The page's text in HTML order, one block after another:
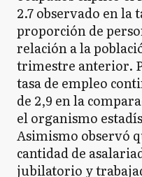
2.7 observado en la
proporción de
relación a la
trimestre anterior.
tasa de empleo
de 2,9 en la
el organismo
Asimismo observó
cantidad de
jubilatorio y